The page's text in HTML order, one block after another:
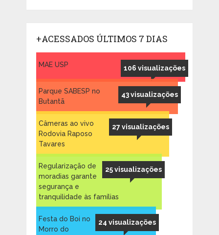
+ACESSADOS ÚLTIMOS 7 DIAS
106 visualizações
MAE USP
43 visualizações
Parque SABESP no
Butantã
27 visualizações
Câmeras ao vivo
Rodovia Raposo
Tavares
25 visualizações
Regularização de
moradias garante
segurança e
tranquilidade às famílias
24 visualizações
Festa do Boi no
Morro do